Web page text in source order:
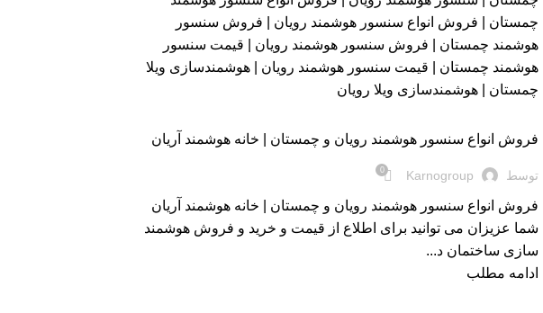
فروش انواع سنسور هوشمند رویان و چمستان | خانه هوشمند آریان
توسط Karnogroup
0
فروش انواع سنسور هوشمند رویان و چمستان | خانه هوشمند آریان
شما عزیزان می توانید برای اطلاع از قیمت و خرید و فروش هوشمند
سازی ساختمان د...
ادامه مطلب